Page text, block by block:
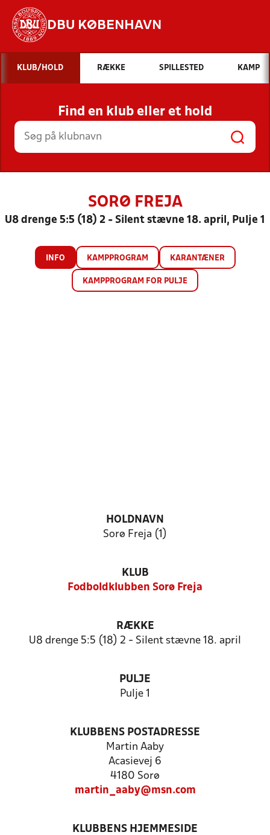
DBU KØBENHAVN
Hvad vil du søge efter?
INDHOLD OG NYHEDER
STILLINGER, RESULTATER, KLUBBER OG
HOLD
KLUB/HOLD RÆKKE SPILLESTED KAMP
Find en klub eller et hold
SORØ FREJA
U8 drenge 5:5 (18) 2 - Silent stævne 18. april, Pulje 1
INFO KAMPPROGRAM KARANTÆNER
KAMPPROGRAM FOR PULJE
HOLDNAVN
Sorø Freja (1)
KLUB
Fodboldklubben Sorø Freja
RÆKKE
U8 drenge 5:5 (18) 2 - Silent stævne 18. april
PULJE
Pulje 1
KLUBBENS POSTADRESSE
Martin Aaby
Acasievej 6
4180 Sorø
martin_aaby@msn.com
KLUBBENS HJEMMESIDE